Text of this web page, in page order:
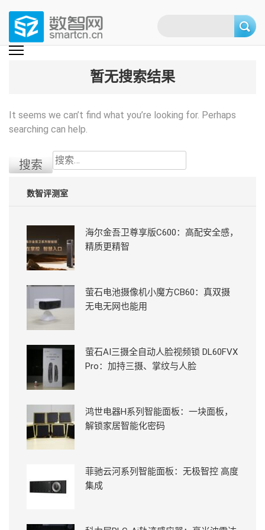
content
(Press
数智网
智能家居第一资讯门户 | 智能家居系统，智能家居产品，智能家居解决方
暂无搜索结果
It seems we can’t find what you’re looking for. Perhaps
searching can help.
搜
索：
数智评测室
海尔金吾卫尊享版C600：高配安全感，
精质更精智
萤石电池摄像机小魔方CB60：真双摄
无电无网也能用
萤石AI三摄全自动人脸视频锁 DL60FVX
Pro：加持三摄、掌纹与人脸
鸿世电器H系列智能面板：一块面板，
解锁家居智能化密码
菲驰云河系列智能面板：无极智控 高度
集成